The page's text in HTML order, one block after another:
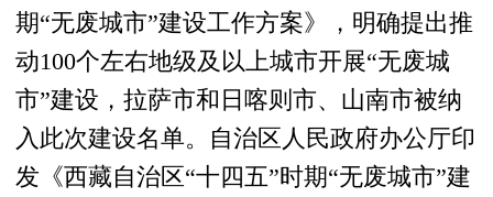
期“无废城市”建设工作方案》，明确提出推
动100个左右地级及以上城市开展“无废城
市”建设，拉萨市和日喀则市、山南市被纳
入此次建设名单。自治区人民政府办公厅印
发《西藏自治区“十四五”时期“无废城市”建